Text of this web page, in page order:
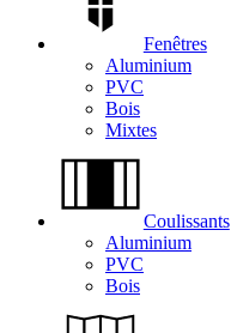
Fenêtres
Aluminium
PVC
Bois
Mixtes
Coulissants
Aluminium
PVC
Bois